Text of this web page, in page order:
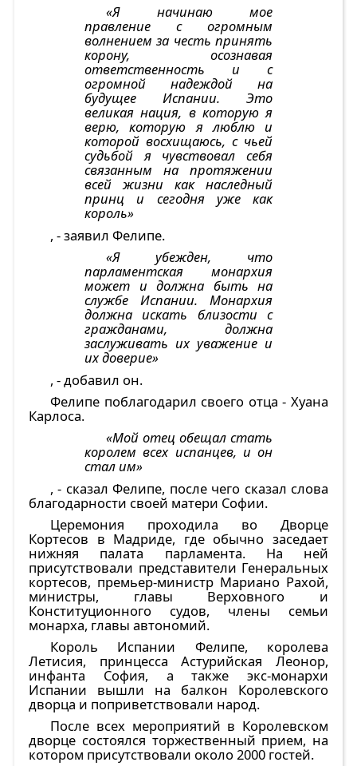
«Я начинаю мое
правление с огромным
волнением за честь принять
корону, осознавая
ответственность и с
огромной надеждой на
будущее Испании. Это
великая нация, в которую я
верю, которую я люблю и
которой восхищаюсь, с чьей
судьбой я чувствовал себя
связанным на протяжении
всей жизни как наследный
принц и сегодня уже как
король»
, - заявил Фелипе.
«Я убежден, что
парламентская монархия
может и должна быть на
службе Испании. Монархия
должна искать близости с
гражданами, должна
заслуживать их уважение и
их доверие»
, - добавил он.
Фелипе поблагодарил своего отца - Хуана
Карлоса.
«Мой отец обещал стать
королем всех испанцев, и он
стал им»
, - сказал Фелипе, после чего сказал слова
благодарности своей матери Софии.
Церемония проходила во Дворце
Кортесов в Мадриде, где обычно заседает
нижняя палата парламента. На ней
присутствовали представители Генеральных
кортесов, премьер-министр Мариано Рахой,
министры, главы Верховного и
Конституционного судов, члены семьи
монарха, главы автономий.
Король Испании Фелипе, королева
Летисия, принцесса Астурийская Леонор,
инфанта София, а также экс-монархи
Испании вышли на балкон Королевского
дворца и поприветствовали народ.
После всех мероприятий в Королевском
дворце состоялся торжественный прием, на
котором присутствовали около 2000 гостей.